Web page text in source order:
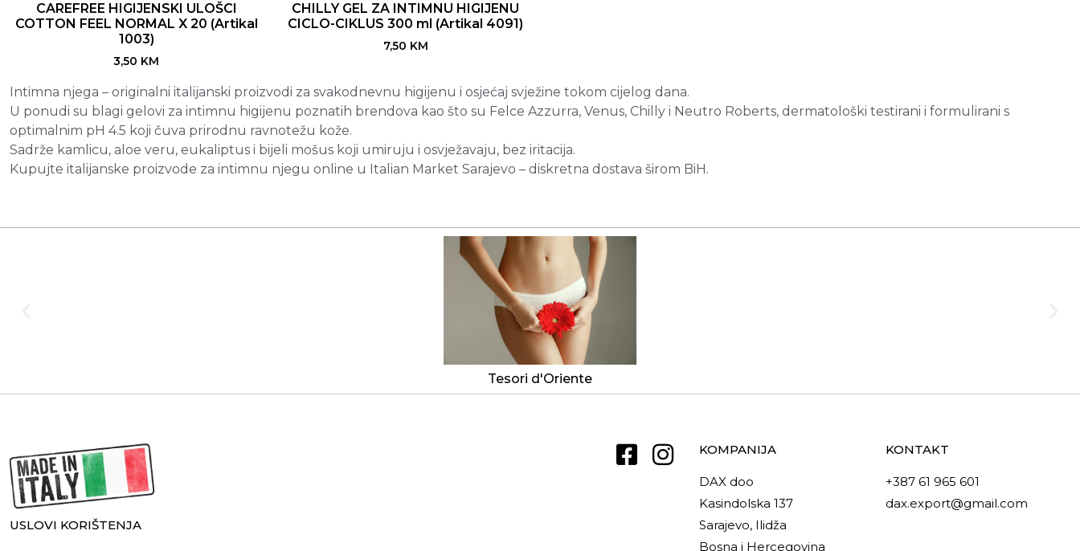
CAREFREE HIGIJENSKI ULOŠCI
COTTON FEEL NORMAL X 20 (Artikal
1003)
3,50 KM
CHILLY GEL ZA INTIMNU HIGIJENU
CICLO-CIKLUS 300 ml (Artikal 4091)
7,50 KM
Intimna njega – originalni italijanski proizvodi za svakodnevnu higijenu i osjećaj svježine tokom cijelog dana.
U ponudi su blagi gelovi za intimnu higijenu poznatih brendova kao što su Felce Azzurra, Venus, Chilly i Neutro Roberts, dermatološki testirani i formulirani s
optimalnim pH 4.5 koji čuva prirodnu ravnotežu kože.
Sadrže kamlicu, aloe veru, eukaliptus i bijeli mošus koji umiruju i osvježavaju, bez iritacija.
Kupujte italijanske proizvode za intimnu njegu online u Italian Market Sarajevo – diskretna dostava širom BiH.
Tesori d'Oriente
USLOVI KORIŠTENJA
KOMPANIJA
DAX doo
Kasindolska 137
Sarajevo, Ilidža
Bosna i Hercegovina
KONTAKT
+387 61 965 601
dax.export@gmail.com